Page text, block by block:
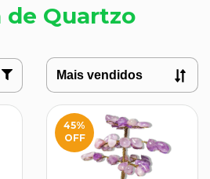
de Quartzo
45%
OFF